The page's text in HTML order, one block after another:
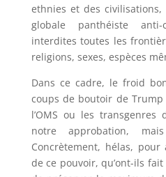
ethnies et des
globale panthéiste
interdites toutes les
religions, sexes, espèces
Dans ce cadre, le froid
coups de boutoir de Trump
l’OMS ou les
notre approbation,
Concrètement, hélas,
de ce pouvoir, qu’ont-ils